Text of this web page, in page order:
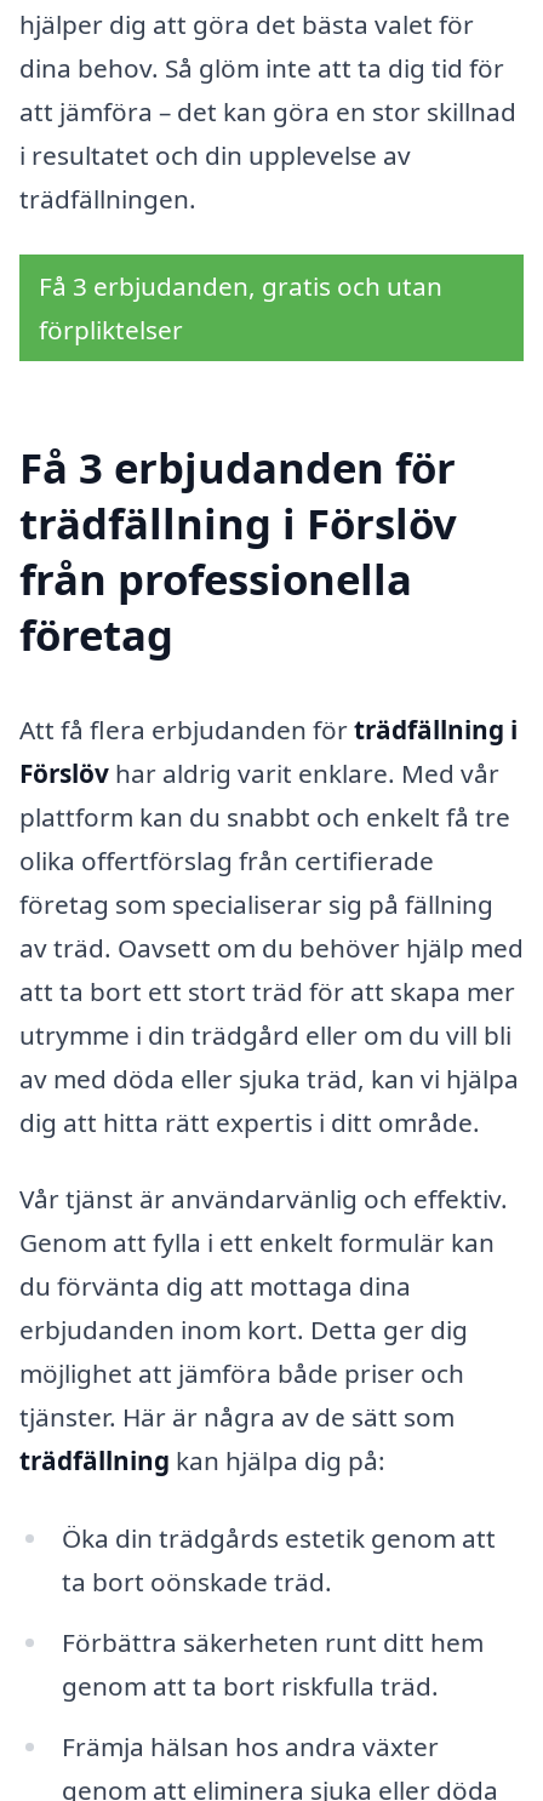
hjälper dig att göra det bästa valet för
dina behov. Så glöm inte att ta dig tid för
att jämföra – det kan göra en stor skillnad
i resultatet och din upplevelse av
trädfällningen.
Få 3 erbjudanden, gratis och utan
förpliktelser
Få 3 erbjudanden för
trädfällning i Förslöv
från professionella
företag
Att få flera erbjudanden förträdfällning i
Förslöv har aldrig varit enklare. Med vår
plattform kan du snabbt och enkelt få tre
olika offertförslag från certifierade
företag som specialiserar sig på fällning
av träd. Oavsett om du behöver hjälp med
att ta bort ett stort träd för att skapa mer
utrymme i din trädgård eller om du vill bli
av med döda eller sjuka träd, kan vi hjälpa
dig att hitta rätt expertis i ditt område.
Vår tjänst är användarvänlig och effektiv.
Genom att fylla i ett enkelt formulär kan
du förvänta dig att mottaga dina
erbjudanden inom kort. Detta ger dig
möjlighet att jämföra både priser och
tjänster. Här är några av de sätt som
trädfällning kan hjälpa dig på:
Öka din trädgårds estetik genom att
ta bort oönskade träd.
Förbättra säkerheten runt ditt hem
genom att ta bort riskfulla träd.
Främja hälsan hos andra växter
genom att eliminera sjuka eller döda